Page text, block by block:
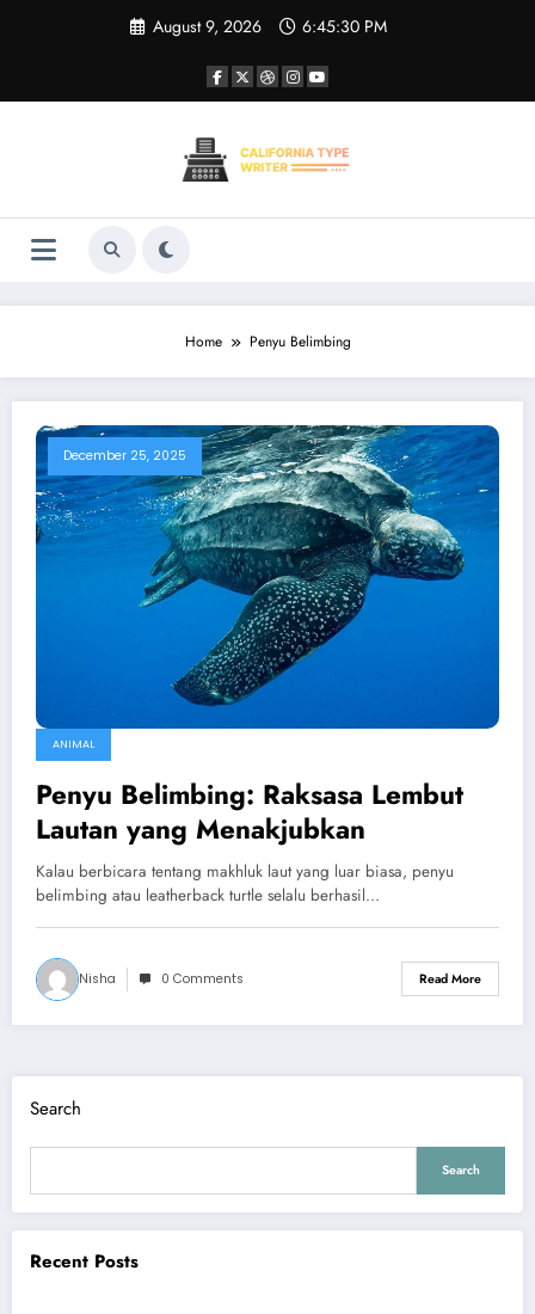
August 9, 2026 6:45:30 PM
Home Penyu Belimbing
December 25, 2025
ANIMAL
Penyu Belimbing: Raksasa Lembut
Lautan yang Menakjubkan
Kalau berbicara tentang makhluk laut yang luar biasa, penyu
belimbing atau leatherback turtle selalu berhasil…
Nisha 0 Comments Read More
Search
Search
Recent Posts